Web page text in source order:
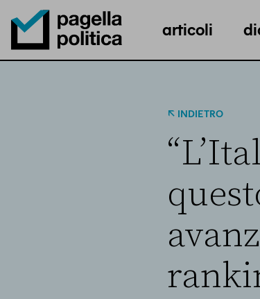
Pagella Politica Logo
articoli
INDIETRO